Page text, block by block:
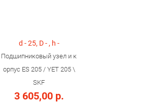
d - 25, D - , h -
Подшипниковый узел и к
орпус ES 205 / YET 205 \
SKF
3 605,00 р.